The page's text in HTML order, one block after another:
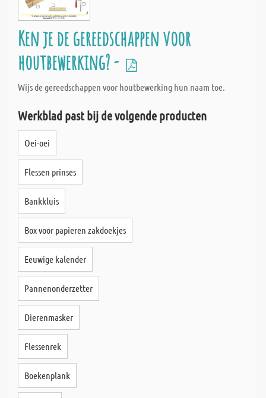
Ken je de gereedschappen voor
houtbewerking? -
Wijs de gereedschappen voor houtbewerking hun naam toe.
Werkblad past bij de volgende producten
Oei-oei
Flessen prinses
Bankkluis
Box voor papieren zakdoekjes
Eeuwige kalender
Pannenonderzetter
Dierenmasker
Flessenrek
Boekenplank